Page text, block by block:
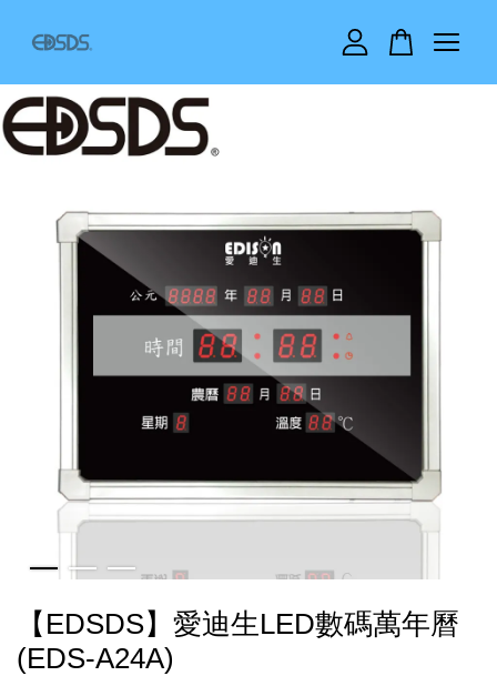
【EDSDS】愛迪生LED數碼萬年曆
(EDS-A24A)
您的購物車目前還是空的。